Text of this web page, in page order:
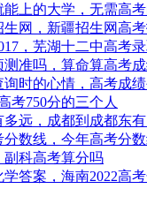
能上的大学，无需高
生网，新疆招生网高
，芜湖十二中高考
测准吗，算命算高考
询时的心情，高考成
考750分的三个人
多远，成都到成都东
分数线，今年高考分
副科高考算分吗
答案，海南2022高